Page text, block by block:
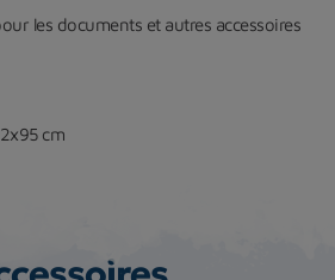
les documents et autres accessoires
cm